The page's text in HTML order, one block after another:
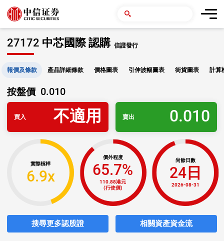
27172 中芯國際 認購 信證發行
報價及條款 產品詳細條款 價格圖表 引伸波幅圖表 街貨圖表 計算
按盤價 0.010
買入 不適用 賣出 0.010
實際槓桿
6.9x
價外程度
65.7%
110.88港元
(行使價)
尚餘日數
24日
2026-08-31
搜尋更多認股證 相關資產資金流